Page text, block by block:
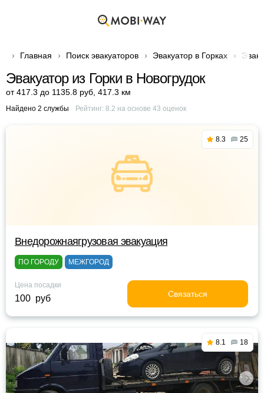
Главная Поиск эвакуаторов Эвакуатор в Горках
Эвакуатор из Горки в Новогрудок
от 417.3 до 1135.8 руб 417.3 км
Найдено 2 службы Рейтинг: 8.2 на основе 43 оценок
8.3 25
Внедорожнаягрузовая эвакуация
ПО ГОРОДУ МЕЖГОРОД
Цена посадки
100 руб Связаться
8.1 18